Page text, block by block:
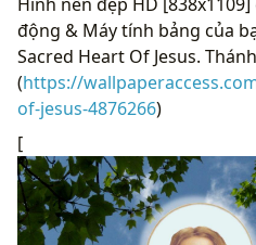
động & Máy tính bảng của
Sacred Heart Of Jesus.
(https://
of-jesus-4876266)
[